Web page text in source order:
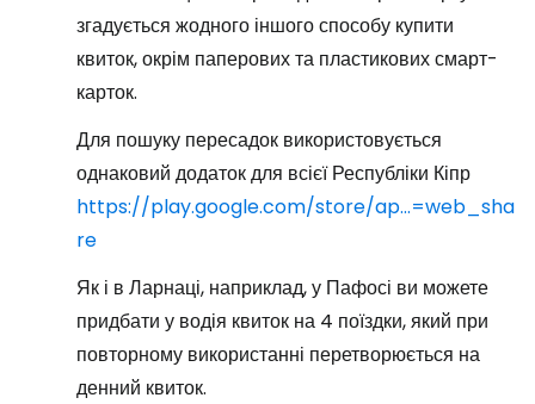
згадується жодного іншого способу купити
квиток, окрім паперових та пластикових смарт-
карток.
Для пошуку пересадок використовується
однаковий додаток для всієї Республіки Кіпр
https://play.google.com/store/ap...=web_sha
re
Як і в Ларнаці, наприклад, у Пафосі ви можете
придбати у водія квиток на 4 поїздки, який при
повторному використанні перетворюється на
денний квиток.